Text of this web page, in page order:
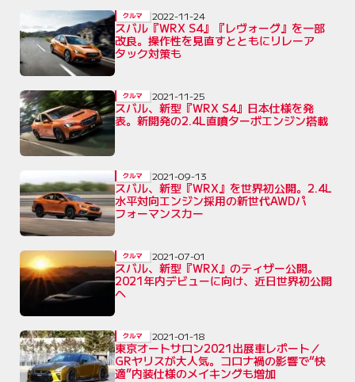
スバル『WRX S4』『レヴォーグ』を一部
改良。操作性を見直すとともにリレーア
タック対策も
クルマ 2022-11-24
スバル、新型『WRX S4』日本仕様を発
表。新開発の2.4L直噴ターボエンジン搭載
クルマ 2021-11-25
スバル、新型『WRX』を世界初公開。2.4L
水平対向エンジン採用の新世代AWDパ
フォーマンスカー
クルマ 2021-09-13
スバル、新型『WRX』のティザー公開。
2021年内デビューに向け、近日世界初公開
へ
クルマ 2021-07-01
東京オートサロン2021出展車レポート／
GRヤリスが大人気。コロナ禍の影響で“快
適”内装仕様のメイキングも増加
クルマ 2021-01-18